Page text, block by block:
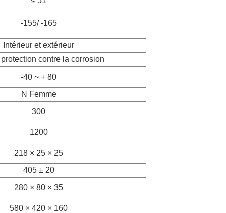
-155/ -165
Intérieur et extérieur
contre la corrosion
-40 ~ + 80
N Femme
300
1200
218 × 25 × 25
405 ± 20
280 × 80 × 35
580 × 420 × 160